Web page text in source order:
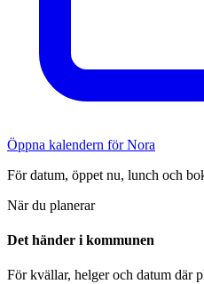
Öppna kalendern för Nora
För datum, öppet nu, lunch och
När du planerar
Det händer i kommunen
För kvällar, helger och datum där